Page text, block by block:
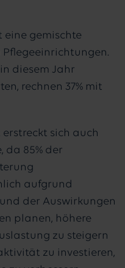
eine gemischte
diesem Jahr
rechnen 37% mit
sich auch
da 85% der
aufgrund
der Auswirkungen
planen, höhere
zu steigern
zu investieren,